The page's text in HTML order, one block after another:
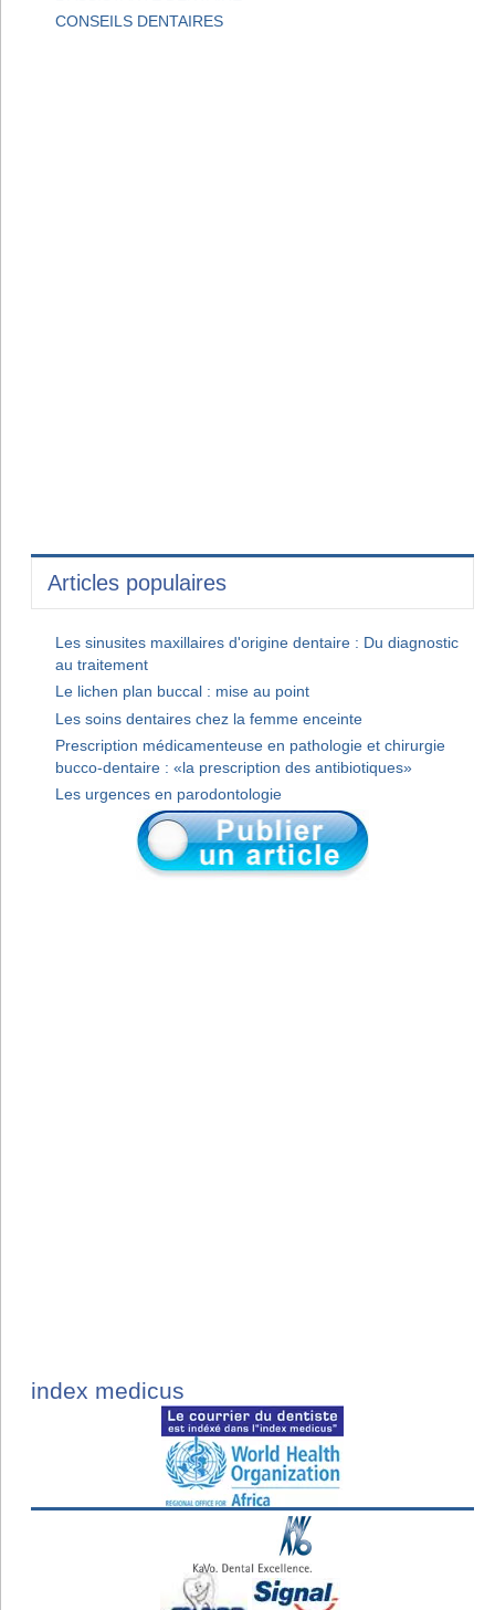
CONSEILS DENTAIRES
Articles populaires
Les sinusites maxillaires d'origine dentaire : Du diagnostic
au traitement
Le lichen plan buccal : mise au point
Les soins dentaires chez la femme enceinte
Prescription médicamenteuse en pathologie et chirurgie
bucco-dentaire : «la prescription des antibiotiques»
Les urgences en parodontologie
index medicus